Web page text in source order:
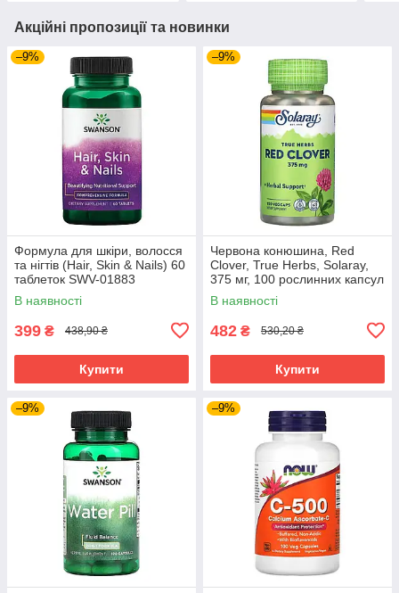
Акційні пропозиції та новинки
–9%
Формула для шкіри, волосся
та нігтів (Hair, Skin & Nails) 60
таблеток SWV-01883
В наявності
399 ₴ 438,90 ₴
Купити
–9%
Червона конюшина, Red
Clover, True Herbs, Solaray,
375 мг, 100 рослинних капсул
SOR-01480
В наявності
482 ₴ 530,20 ₴
Купити
–9% –9%